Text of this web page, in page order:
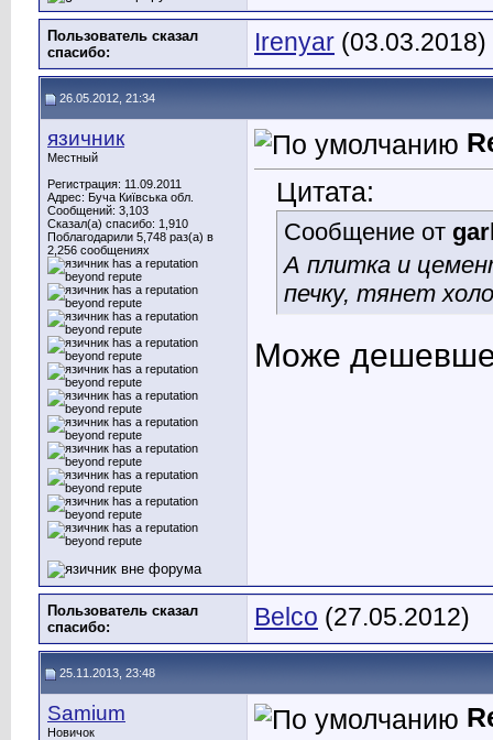
Пользователь сказал
cпасибо:
Irenyar (03.03.2018)
26.05.2012, 21:34
язичник
Местный
Регистрация: 11.09.2011
Адрес: Буча Київська обл.
Сообщений: 3,103
Сказал(а) спасибо: 1,910
Поблагодарили 5,748 раз(а) в
2,256 сообщениях
Цитата:
Сообщение от
А плитка и
печку, тянет
Може дешевше
Пользователь сказал
cпасибо:
Belco (27.05.2012)
25.11.2013, 23:48
Samium
Новичок